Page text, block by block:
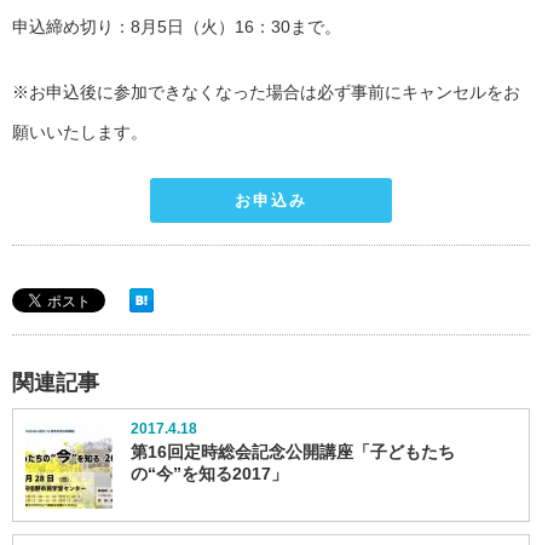
申込締め切り：8月5日（火）16：30まで。
※お申込後に参加できなくなった場合は必ず事前にキャンセルをお
願いいたします。
お申込み
関連記事
2017.4.18
第16回定時総会記念公開講座「子どもたち
の“今”を知る2017」